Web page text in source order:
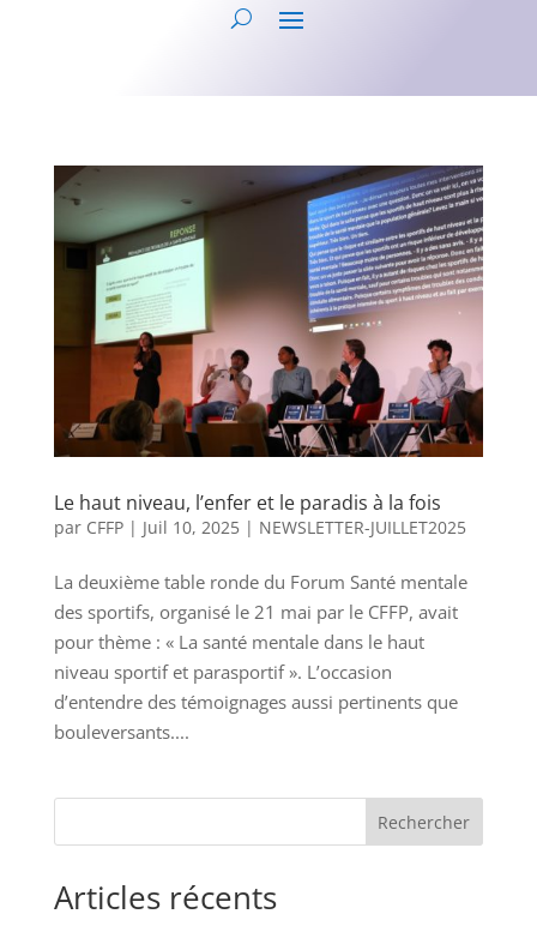
Le haut niveau, l’enfer et le paradis à la fois
par CFFP| Juil 10, 2025| NEWSLETTER-JUILLET2025
La deuxième table ronde du Forum Santé mentale
des sportifs, organisé le 21 mai par le CFFP, avait
pour thème : « La santé mentale dans le haut
niveau sportif et parasportif ». L’occasion
d’entendre des témoignages aussi pertinents que
bouleversants....
Rechercher
Articles récents